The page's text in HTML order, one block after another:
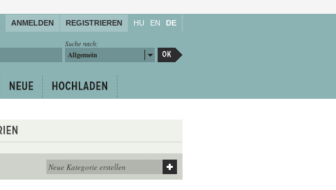
ANMELDEN REGISTRIEREN HU EN DE
Suche nach:
Allgemein